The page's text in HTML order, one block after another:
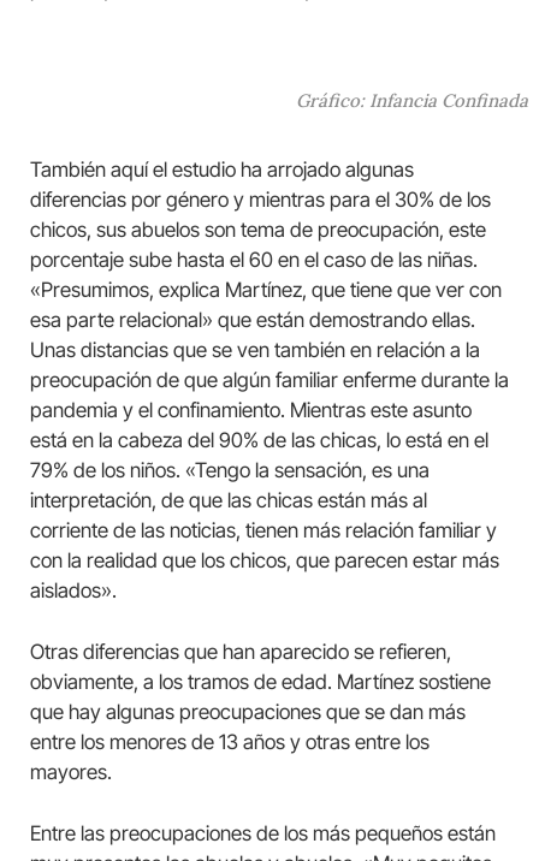
Gráfico: Infancia Confinada
También aquí el estudio ha arrojado algunas
diferencias por género y mientras para el 30% de los
chicos, sus abuelos son tema de preocupación, este
porcentaje sube hasta el 60 en el caso de las niñas.
«Presumimos, explica Martínez, que tiene que ver con
esa parte relacional» que están demostrando ellas.
Unas distancias que se ven también en relación a la
preocupación de que algún familiar enferme durante la
pandemia y el confinamiento. Mientras este asunto
está en la cabeza del 90% de las chicas, lo está en el
79% de los niños. «Tengo la sensación, es una
interpretación, de que las chicas están más al
corriente de las noticias, tienen más relación familiar y
con la realidad que los chicos, que parecen estar más
aislados».
Otras diferencias que han aparecido se refieren,
obviamente, a los tramos de edad. Martínez sostiene
que hay algunas preocupaciones que se dan más
entre los menores de 13 años y otras entre los
mayores.
Entre las preocupaciones de los más pequeños están